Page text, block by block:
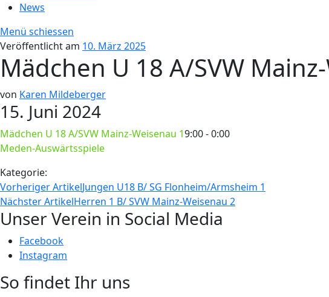
News
Menü schiessen
Veröffentlicht am 10. März 2025
Mädchen U 18 A/SVW
von Karen Mildeberger
15. Juni 2024
Mädchen U 18 A/SVW Mainz-Weisenau 19:00 - 0:00
Meden-Auswärtsspiele
Kategorie:
Vorheriger ArtikelJungen U18 B/ SG Flonheim/Armsheim 1
Nächster ArtikelHerren 1 B/ SVW Mainz-Weisenau 2
Unser Verein in Social Media
Facebook
Instagram
So findet Ihr uns